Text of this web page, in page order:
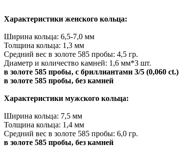
Характеристики женского кольца:
Ширина кольца: 6,5-7,0 мм
Толщина кольца: 1,3 мм
Средний вес в золоте 585 пробы: 4,5 гр.
Диаметр и количество камней: 1,6 мм*3 шт.
в золоте 585 пробы, с бриллиантами 3/5 (0,060 ct.)
в золоте 585 пробы, без камней
Характеристики мужского кольца:
Ширина кольца: 7,5 мм
Толщина кольца: 1,4 мм
Средний вес в золоте 585 пробы: 6,0 гр.
в золоте 585 пробы, без камней